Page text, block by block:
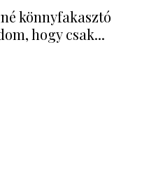
könnyfakasztó
hogy csak...